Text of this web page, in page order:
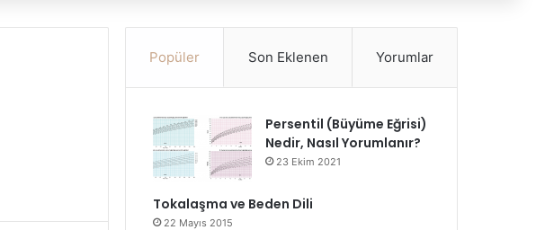
Popüler Son Eklenen Yorumlar
Persentil (Büyüme Eğrisi)
Nedir, Nasıl Yorumlanır?
23 Ekim 2021
Tokalaşma ve Beden Dili
22 Mayıs 2015